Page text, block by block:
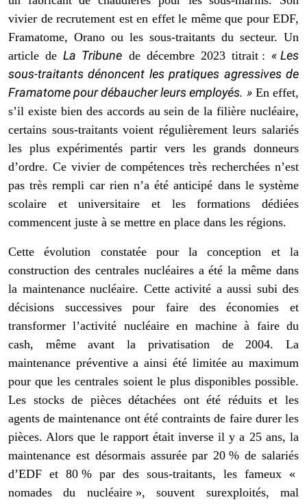
vivier de recrutement est en effet le même que pour EDF,
Framatome, Orano ou les sous-traitants du secteur. Un
article deLa Tribune de décembre 2023 titrait : « Les
sous-traitants dénoncent les pratiques agressives de
Framatome pour débaucher leurs employés. » En effet,
s’il existe bien des accords au sein de la filière nucléaire,
certains sous-traitants voient régulièrement leurs salariés
les plus expérimentés partir vers les grands donneurs
d’ordre. Ce vivier de compétences très recherchées n’est
pas très rempli car rien n’a été anticipé dans le système
scolaire et universitaire et les formations dédiées
commencent juste à se mettre en place dans les régions.
Cette évolution constatée pour la conception et la
construction des centrales nucléaires a été la même dans
la maintenance nucléaire. Cette activité a aussi subi des
décisions successives pour faire des économies et
transformer l’activité nucléaire en machine à faire du
cash, même avant la privatisation de 2004. La
maintenance préventive a ainsi été limitée au maximum
pour que les centrales soient le plus disponibles possible.
Les stocks de pièces détachées ont été réduits et les
agents de maintenance ont été contraints de faire durer les
pièces. Alors que le rapport était inverse il y a 25 ans, la
maintenance est désormais assurée par 20 % de salariés
d’EDF et 80 % par des sous-traitants, les fameux «
nomades du nucléaire », souvent surexploités, mal